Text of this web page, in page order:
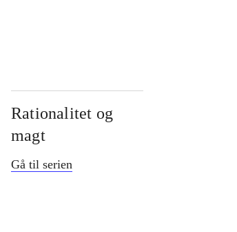
Rationalitet og
magt
Gå til serien